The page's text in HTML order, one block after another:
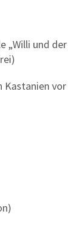
„Willi und
Kastanien